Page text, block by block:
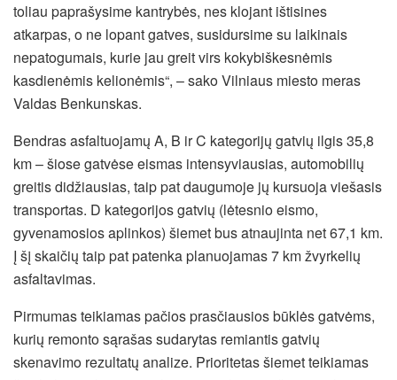
toliau paprašysime kantrybės, nes klojant ištisines
atkarpas, o ne lopant gatves, susidursime su laikinais
nepatogumais, kurie jau greit virs kokybiškesnėmis
kasdienėmis kelionėmis“, – sako Vilniaus miesto meras
Valdas Benkunskas.
Bendras asfaltuojamų A, B ir C kategorijų gatvių ilgis 35,8
km – šiose gatvėse eismas intensyviausias, automobilių
greitis didžiausias, taip pat daugumoje jų kursuoja viešasis
transportas. D kategorijos gatvių (lėtesnio eismo,
gyvenamosios aplinkos) šiemet bus atnaujinta net 67,1 km.
Į šį skaičių taip pat patenka planuojamas 7 km žvyrkelių
asfaltavimas.
Pirmumas teikiamas pačios prasčiausios būklės gatvėms,
kurių remonto sąrašas sudarytas remiantis gatvių
skenavimo rezultatų analize. Prioritetas šiemet teikiamas